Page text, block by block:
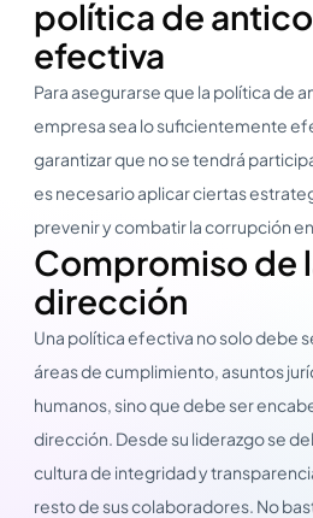
política de
efectiva
Para asegurarse que la política de
empresa sea lo suficientemente
garantizar que no se tendrá
es necesario aplicar ciertas
prevenir y combatir la corrupción
Compromiso de
dirección
Una política efectiva no solo debe
áreas de cumplimiento, asuntos
humanos, sino que debe ser
dirección. Desde su liderazgo se
cultura de integridad y
resto de sus colaboradores. No